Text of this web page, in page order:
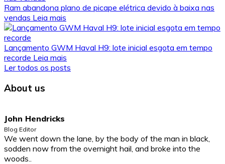
Ram abandona plano de picape elétrica devido à baixa nas
vendas Leia mais
Lançamento GWM Haval H9: lote inicial esgota em tempo
recorde Leia mais
Ler todos os posts
About us
John Hendricks
Blog Editor
We went down the lane, by the body of the man in black,
sodden now from the overnight hail, and broke into the
woods..